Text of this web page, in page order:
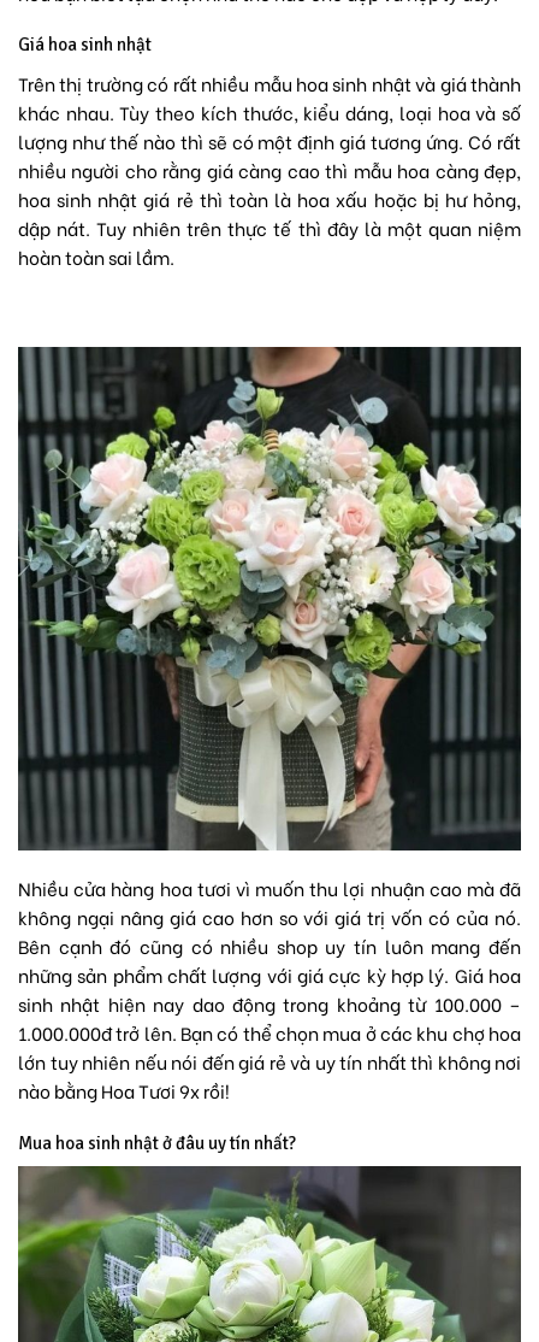
Giá hoa sinh nhật
Trên thị trường có rất nhiều mẫu hoa sinh nhật và giá thành
khác nhau. Tùy theo kích thước, kiểu dáng, loại hoa và số
lượng như thế nào thì sẽ có một định giá tương ứng. Có rất
nhiều người cho rằng giá càng cao thì mẫu hoa càng đẹp,
hoa sinh nhật giá rẻ thì toàn là hoa xấu hoặc bị hư hỏng,
dập nát. Tuy nhiên trên thực tế thì đây là một quan niệm
hoàn toàn sai lầm.
Nhiều cửa hàng hoa tươi vì muốn thu lợi nhuận cao mà đã
không ngại nâng giá cao hơn so với giá trị vốn có của nó.
Bên cạnh đó cũng có nhiều shop uy tín luôn mang đến
những sản phẩm chất lượng với giá cực kỳ hợp lý. Giá hoa
sinh nhật hiện nay dao động trong khoảng từ 100.000 –
1.000.000đ trở lên. Bạn có thể chọn mua ở các khu chợ hoa
lớn tuy nhiên nếu nói đến giá rẻ và uy tín nhất thì không nơi
nào bằng Hoa Tươi 9x rồi!
Mua hoa sinh nhật ở đâu uy tín nhất?